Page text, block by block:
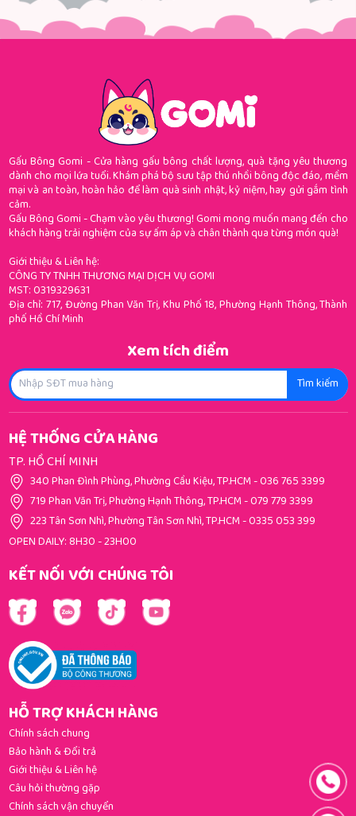
Gấu Bông Gomi - Cửa hàng gấu bông chất lượng, quà tặng yêu thương
dành cho mọi lứa tuổi. Khám phá bộ sưu tập thú nhồi bông độc đáo, mềm
mại và an toàn, hoàn hảo để làm quà sinh nhật, kỷ niệm, hay gửi gắm tình
cảm.
Gấu Bông Gomi - Chạm vào yêu thương! Gomi mong muốn mang đến cho
khách hàng trải nghiệm của sự ấm áp và chân thành qua từng món quà!
Giới thiệu & Liên hệ:
CÔNG TY TNHH THƯƠNG MẠI DỊCH VỤ GOMI
MST: 0319329631
Địa chỉ: 717, Đường Phan Văn Trị, Khu Phố 18, Phường Hạnh Thông, Thành
phố Hồ Chí Minh
Xem tích điểm
Tìm kiếm
HỆ THỐNG CỬA HÀNG
TP. HỒ CHÍ MINH
340 Phan Đình Phùng, Phường Cầu Kiệu, TP.HCM-036 765 3399
719 Phan Văn Trị, Phường Hạnh Thông, TP.HCM-079 779 3399
223 Tân Sơn Nhì, Phường Tân Sơn Nhì, TP.HCM-0335 053 399
OPEN DAILY: 8H30 - 23H00
KẾT NỐI VỚI CHÚNG TÔI
HỖ TRỢ KHÁCH HÀNG
Chính sách chung
Bảo hành & Đổi trả
Giới thiệu & Liên hệ
Câu hỏi thường gặp
Chính sách vận chuyển